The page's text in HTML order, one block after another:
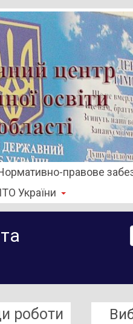
правове
України
роботи